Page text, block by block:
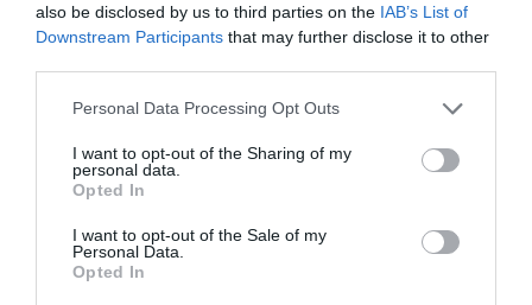
also be disclosed by us to third parties on the IAB’s List of
Downstream Participants that may further disclose it to other
Personal Data Processing Opt Outs
I want to opt-out of the Sharing of my
personal data.
Opted In
I want to opt-out of the Sale of my
Personal Data.
Opted In